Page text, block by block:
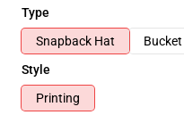
Type
Snapback Hat
Style
Printing